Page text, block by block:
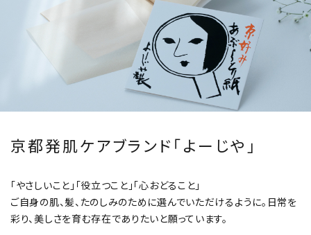
京都発肌ケアブランド「よーじや」
「やさしいこと」「役立つこと」「心おどること」
ご自身の肌、髪、たのしみのために選んでいただけるように。 日常を
彩り、美しさを育む存在でありたいと願っています。